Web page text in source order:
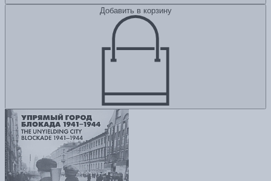
Добавить в корзину